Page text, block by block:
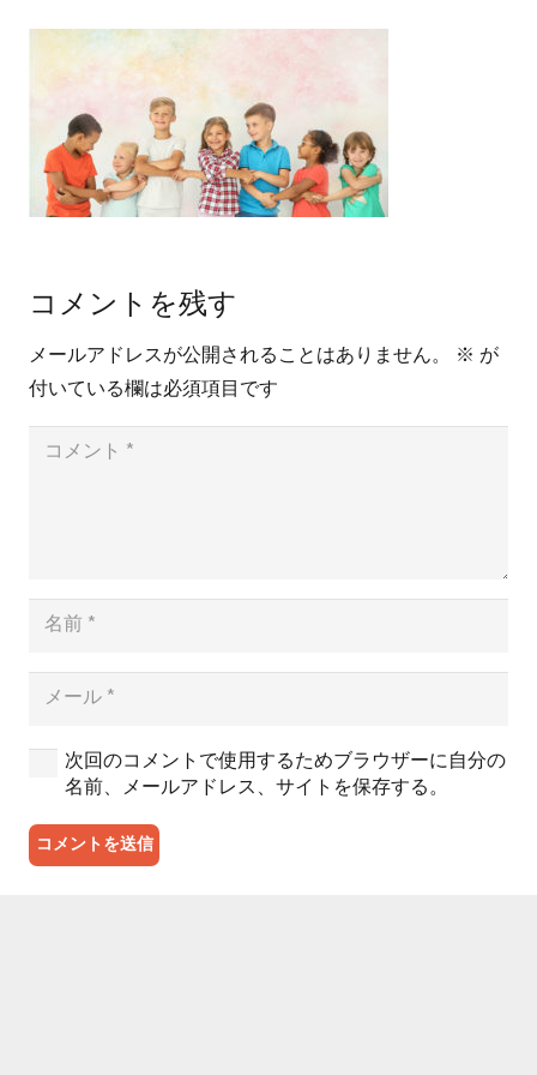
コメントを残す
メールアドレスが公開されることはありません。 ※ が
付いている欄は必須項目です
次回のコメントで使用するためブラウザーに自分の
名前、メールアドレス、サイトを保存する。
コメントを送信